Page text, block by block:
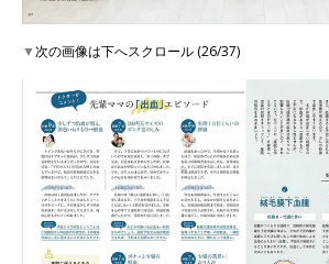
▼次の画像は下へスクロール (26/37)